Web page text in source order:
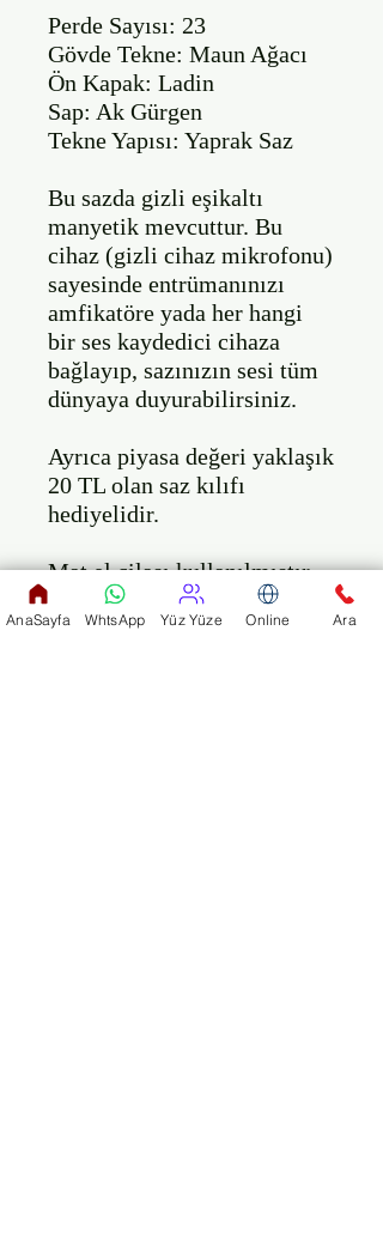
Perde Sayısı: 23
Gövde Tekne: Maun Ağacı
Ön Kapak: Ladin
Sap: Ak Gürgen
Tekne Yapısı: Yaprak Saz
Bu sazda gizli eşikaltı
manyetik mevcuttur. Bu
cihaz (gizli cihaz mikrofonu)
sayesinde entrümanınızı
amfikatöre yada her hangi
bir ses kaydedici cihaza
bağlayıp, sazınızın sesi tüm
dünyaya duyurabilirsiniz.
Ayrıca piyasa değeri yaklaşık
20 TL olan saz kılıfı
hediyelidir.
Mat el cilası kullanılmıştır.
Ses deliği yanda bulunur
(klasik tarz bağlamalara
AnaSayfa WhtsApp Yüz Yüze Online Ara